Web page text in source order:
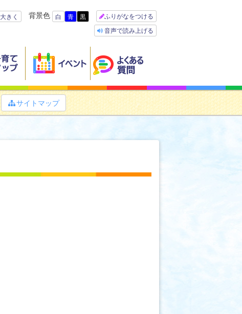
大きく 背景色 白 青 黒
ふりがなをつける
音声で読み上げる
サイトマップ